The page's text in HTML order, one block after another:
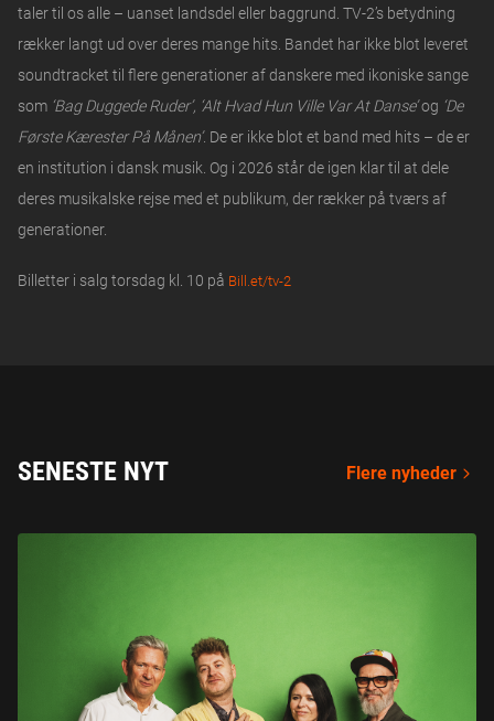
taler til os alle – uanset landsdel eller baggrund. TV-2’s betydning
rækker langt ud over deres mange hits. Bandet har ikke blot leveret
soundtracket til flere generationer af danskere med ikoniske sange
som ‘Bag Duggede Ruder’, ‘Alt Hvad Hun Ville Var At Danse’og ‘De
Første Kærester På Månen’. De er ikke blot et band med hits – de er
en institution i dansk musik. Og i 2026 står de igen klar til at dele
deres musikalske rejse med et publikum, der rækker på tværs af
generationer.
Billetter i salg torsdag kl. 10 på Bill.et/tv-2
SENESTE NYT Flere nyheder